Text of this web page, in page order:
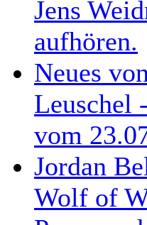
Jens
aufhören.
Neues
Leuschel
vom
Jordan
Wolf of